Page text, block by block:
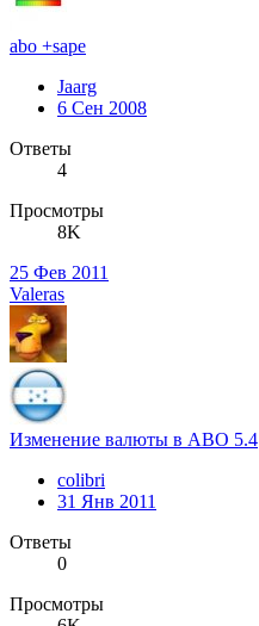
abo +sape
Jaarg
6 Сен 2008
Ответы
4
Просмотры
8K
25 Фев 2011
Valeras
Изменение валюты в ABO 5.4
colibri
31 Янв 2011
Ответы
0
Просмотры